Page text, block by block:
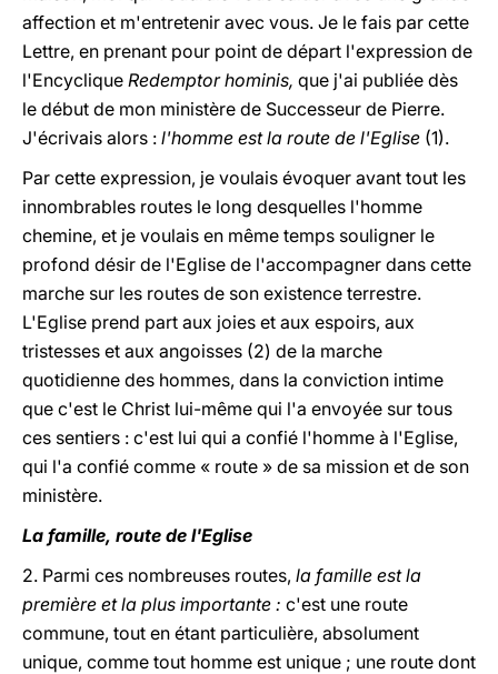
affection et m'entretenir avec vous. Je le fais par cette
Lettre, en prenant pour point de départ l'expression de
l'Encyclique Redemptor hominis, que j'ai publiée dès
le début de mon ministère de Successeur de Pierre.
J'écrivais alors : l'homme est la route de l'Eglise (1).
Par cette expression, je voulais évoquer avant tout les
innombrables routes le long desquelles l'homme
chemine, et je voulais en même temps souligner le
profond désir de l'Eglise de l'accompagner dans cette
marche sur les routes de son existence terrestre.
L'Eglise prend part aux joies et aux espoirs, aux
tristesses et aux angoisses (2) de la marche
quotidienne des hommes, dans la conviction intime
que c'est le Christ lui-même qui l'a envoyée sur tous
ces sentiers : c'est lui qui a confié l'homme à l'Eglise,
qui l'a confié comme « route » de sa mission et de son
ministère.
La famille, route de l'Eglise
2. Parmi ces nombreuses routes, la famille est la
première et la plus importante : c'est une route
commune, tout en étant particulière, absolument
unique, comme tout homme est unique ; une route dont